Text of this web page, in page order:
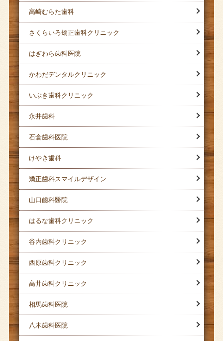
高崎むらた歯科
さくらいろ矯正歯科クリニック
はぎわら歯科医院
かわだデンタルクリニック
いぶき歯科クリニック
永井歯科
石倉歯科医院
けやき歯科
矯正歯科スマイルデザイン
山口齒科醫院
はるな歯科クリニック
谷内歯科クリニック
西原歯科クリニック
高井歯科クリニック
相馬歯科医院
八木歯科医院